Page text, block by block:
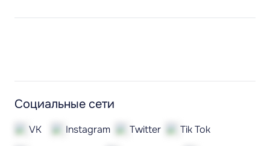
Социальные сети
VK Instagram Twitter
Tik Tok